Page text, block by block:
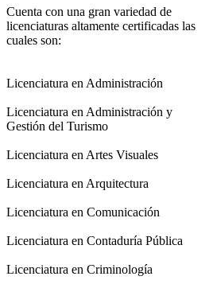
Cuenta con una gran variedad de
licenciaturas altamente certificadas las
cuales son:
Licenciatura en Administración
Licenciatura en Administración y
Gestión del Turismo
Licenciatura en Artes Visuales
Licenciatura en Arquitectura
Licenciatura en Comunicación
Licenciatura en Contaduría Pública
Licenciatura en Criminología